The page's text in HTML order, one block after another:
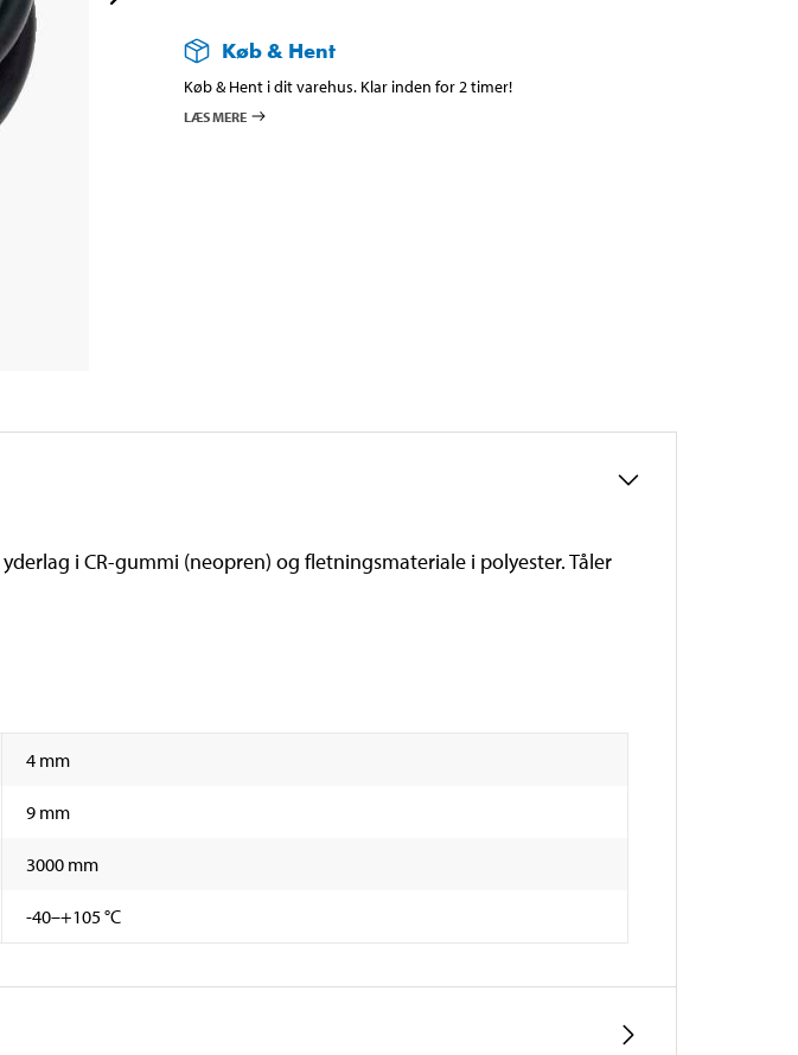
Køb & Hent
Køb & Hent i dit varehus. Klar inden for 2 timer!
LÆS MERE
i CR-gummi (neopren) og fletningsmateriale i polyester. Tåler
4 mm
9 mm
3000 mm
-40–+105 °C